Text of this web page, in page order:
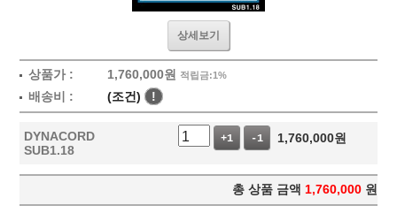
상세보기
상품가 : 1,760,000원 적립금:1%
배송비 : (조건) !
DYNACORD
SUB1.18
+1 -1 1,760,000원
총 상품 금액 1,760,000 원